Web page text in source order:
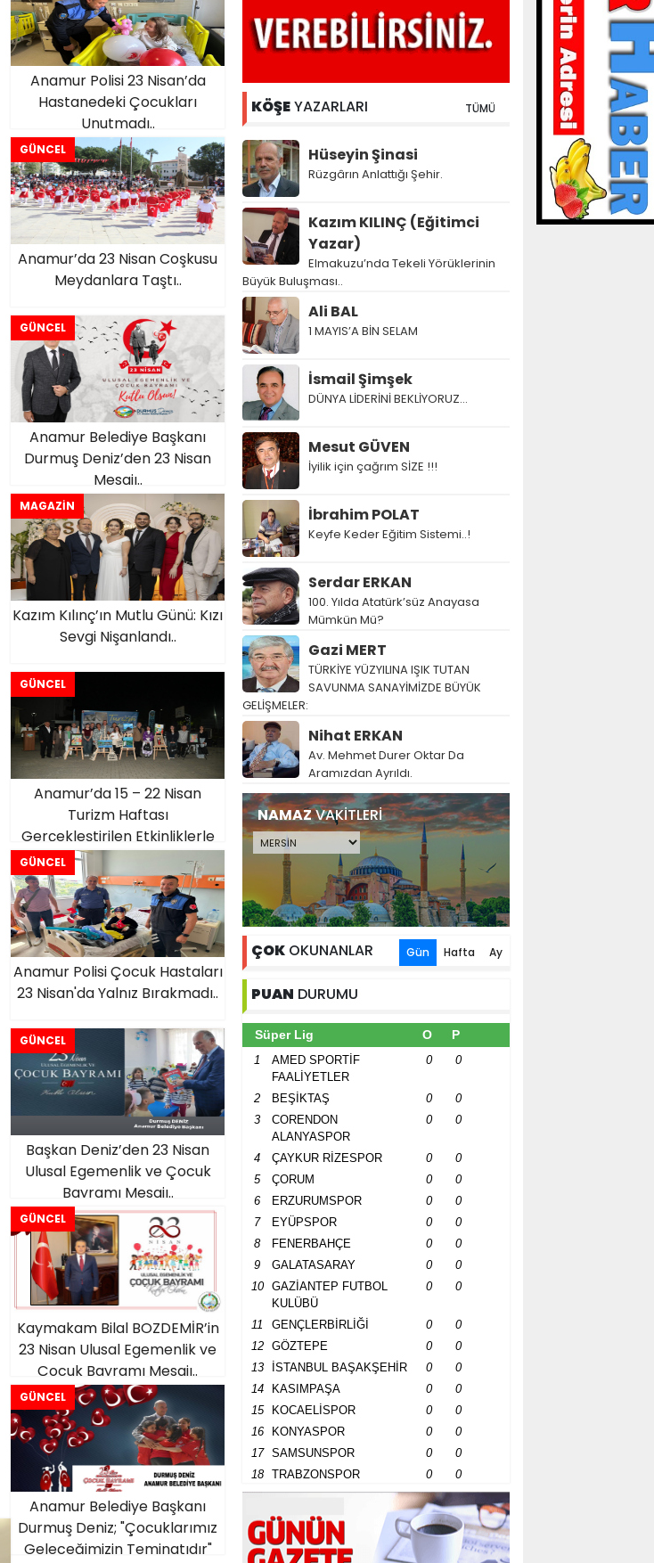
Anamur Polisi 23 Nisan’da
Hastanedeki Çocukları
Unutmadı..
GÜNCEL
Anamur’da 23 Nisan Coşkusu
Meydanlara Taştı..
GÜNCEL
Anamur Belediye Başkanı
Durmuş Deniz’den 23 Nisan
Mesajı..
MAGAZİN
Kazım Kılınç’ın Mutlu Günü: Kızı
Sevgi Nişanlandı..
GÜNCEL
Anamur’da 15 – 22 Nisan
Turizm Haftası
Gerçekleştirilen Etkinliklerle
Kutlandı.
GÜNCEL
Anamur Polisi Çocuk Hastaları
23 Nisan'da Yalnız Bırakmadı..
GÜNCEL
Başkan Deniz’den 23 Nisan
Ulusal Egemenlik ve Çocuk
Bayramı Mesajı..
GÜNCEL
Kaymakam Bilal BOZDEMİR’in
23 Nisan Ulusal Egemenlik ve
Çocuk Bayramı Mesajı..
GÜNCEL
Anamur Belediye Başkanı
Durmuş Deniz; "Çocuklarımız
Geleceğimizin Teminatıdır"
KÖŞEYAZARLARI TÜMÜ
Hüseyin Şinasi
Rüzgârın Anlattığı Şehir.
Kazım KILINÇ (Eğitimci
Yazar)
Elmakuzu’nda Tekeli Yörüklerinin
Büyük Buluşması..
Ali BAL
1 MAYIS’A BİN SELAM
İsmail Şimşek
DÜNYA LİDERİNİ BEKLİYORUZ…
Mesut GÜVEN
İyilik için çağrım SİZE !!!
İbrahim POLAT
Keyfe Keder Eğitim Sistemi..!
Serdar ERKAN
100. Yılda Atatürk’süz Anayasa
Mümkün Mü?
Gazi MERT
TÜRKİYE YÜZYILINA IŞIK TUTAN
SAVUNMA SANAYİMİZDE BÜYÜK
GELİŞMELER:
Nihat ERKAN
Av. Mehmet Durer Oktar Da
Aramızdan Ayrıldı.
NAMAZVAKİTLERİ
ÇOK OKUNANLAR Gün Hafta Ay
PUAN DURUMU
Süper Lig O P
1
AMED SPORTİF
FAALİYETLER
0 0
2 BEŞİKTAŞ 0
0
3
CORENDON
ALANYASPOR
0 0
4 ÇAYKUR RİZESPOR 0
0
5
ÇORUM 0
0
6
ERZURUMSPOR 0
0
7
EYÜPSPOR 0
0
8
FENERBAHÇE 0
0
9
GALATASARAY 0
0
10
GAZİANTEP FUTBOL
KULÜBÜ
0 0
11 GENÇLERBİRLİĞİ 0
0
12
GÖZTEPE 0
0
13
İSTANBUL BAŞAKŞEHİR 0
0
14
KASIMPAŞA 0
0
15
KOCAELİSPOR 0
0
16
KONYASPOR 0
0
17
SAMSUNSPOR 0
0
18
TRABZONSPOR 0 0